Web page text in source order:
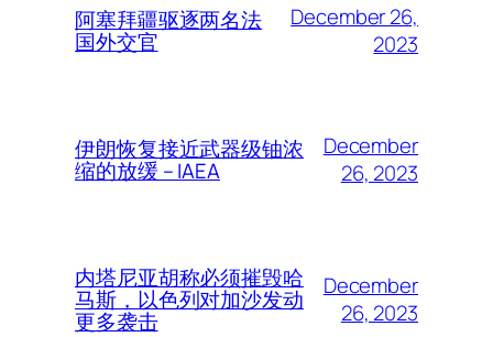
阿塞拜疆驱逐两名法
国外交官
December 26,
2023
伊朗恢复接近武器级铀浓
缩的放缓 – IAEA
December
26, 2023
内塔尼亚胡称必须摧毁哈
马斯，以色列对加沙发动
更多袭击
December
26, 2023